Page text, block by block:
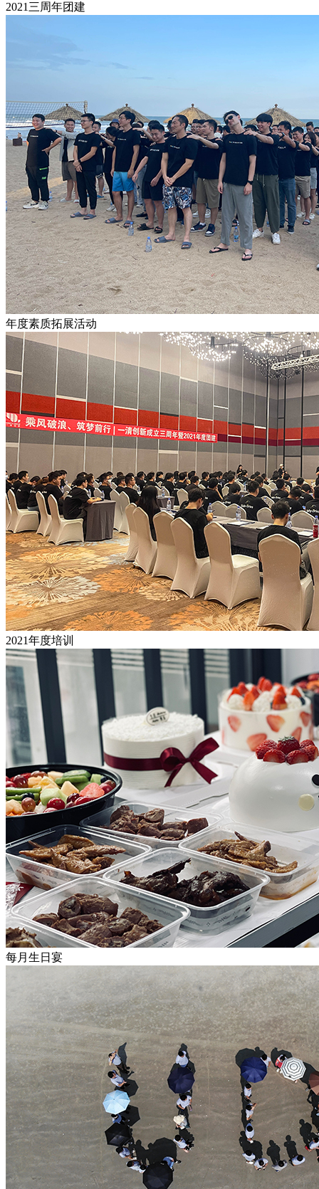
2021三周年团建
年度素质拓展活动
2021年度培训
每月生日宴